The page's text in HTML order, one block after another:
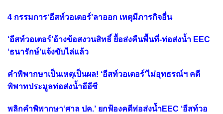
4 กรรมการ‘อีสท์วอเตอร์’ลาออก เหตุมีภารกิจอื่น
‘อีสท์วอเตอร์’อ้างข้อสงวนสิทธิ์ ยื้อส่งคืนพื้นที่-ท่อส่งน้ำ EEC
‘ธนารักษ์’แจ้งขับไล่แล้ว
คำพิพากษาเป็นเหตุเป็นผล! ‘อีสท์วอเตอร์’ไม่อุทธรณ์ฯ คดี
พิพาทประมูลท่อส่งน้ำอีอีซี
พลิกคำพิพากษา‘ศาล ปค.’ ยกฟ้องคดีท่อส่งน้ำEEC ‘อีสท์วอ